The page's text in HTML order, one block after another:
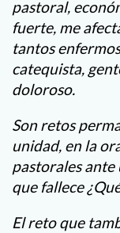
pastoral,
fuerte, me
tantos
catequista,
doloroso.
Son retos
unidad, en la
pastorales
que fallece
El reto que